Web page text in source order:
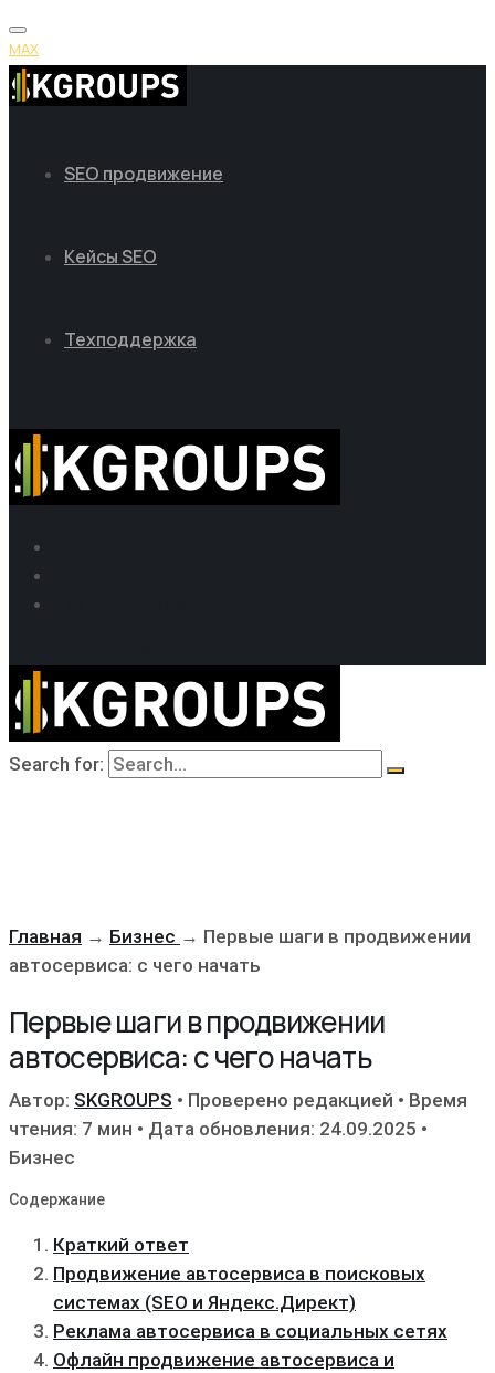
MAX
SEO продвижение
Кейсы SEO
Техподдержка
Search for:
Главная → Бизнес → Первые шаги в продвижении
автосервиса: с чего начать
Первые шаги в продвижении
автосервиса: с чего начать
Автор: SKGROUPS • Проверено редакцией • Время
чтения: 7 мин • Дата обновления: 24.09.2025 •
Бизнес
Содержание
Краткий ответ
Продвижение автосервиса в поисковых
системах (SEO и Яндекс.Директ)
Реклама автосервиса в социальных сетях
Офлайн продвижение автосервиса и